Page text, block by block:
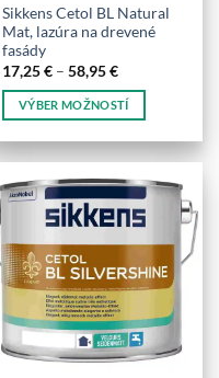
Sikkens Cetol BL Natural
Mat, lazúra na drevené
fasády
17,25€ – 58,95€Price
17,25 €
through
58,95 €
VÝBER MOŽNOSTÍ
produkt
viacero
variantov.
Možnosti
si
môžete
vybrať
stránke